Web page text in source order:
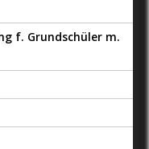
f. Grundschüler m.